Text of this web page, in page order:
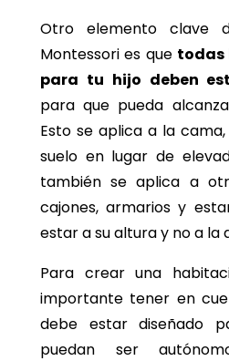
Otro elemento clave
Montessori es que todas
para tu hijo deben
para que pueda
Esto se aplica a la
suelo en lugar de
también se aplica a
cajones, armarios y
estar a su altura y no a la
Para crear una
importante tener en
debe estar diseñado
puedan ser